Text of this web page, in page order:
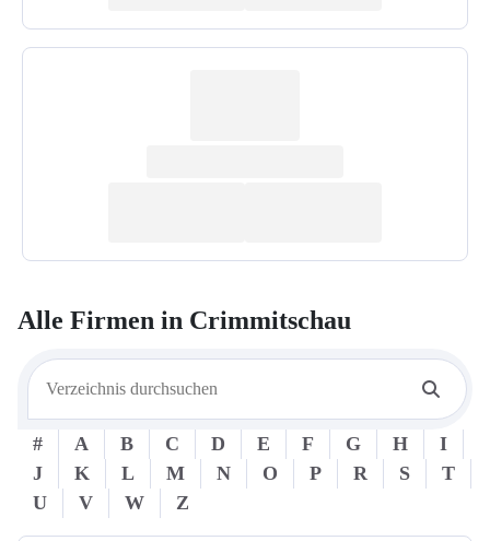
Alle Firmen in Crimmitschau
# A B C D E F G H
I
J
K L M N O P R S
T
U
V W Z